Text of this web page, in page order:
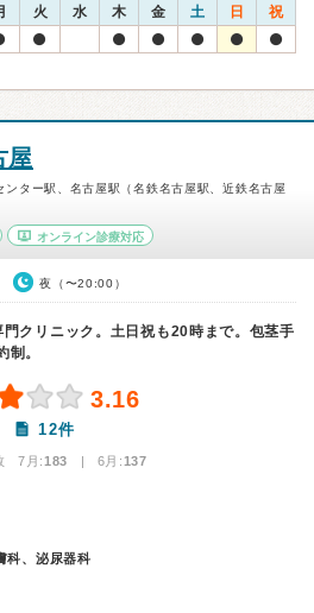
火 水 木 金 土 日 祝
屋
ター駅、名古屋駅（名鉄名古屋駅、近鉄名古屋
オンライン診療対応
夜（〜20:00）
クリニック。土日祝も20時まで。包茎手
制。
3.16
12件
7月:183 | 6月:137
科、泌尿器科